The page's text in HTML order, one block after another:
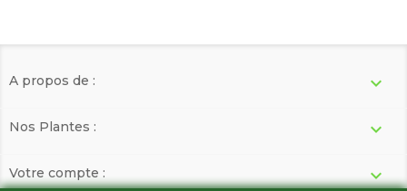
A propos de : 
Nos Plantes : 
Votre compte : 